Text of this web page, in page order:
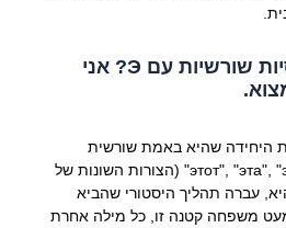
האם יש מילים רוסיות שורשיות עם Э? אני
היחידה שהיא באמת שורשית
וכוללת Э היא "этот", "эта", "это", "эти" (הצורות השונות של
עברה תהליך היסטורי שהביא
משפחה קטנה זו, כל מילה אחרת